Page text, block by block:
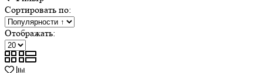
Сортировать по:
Отображать: